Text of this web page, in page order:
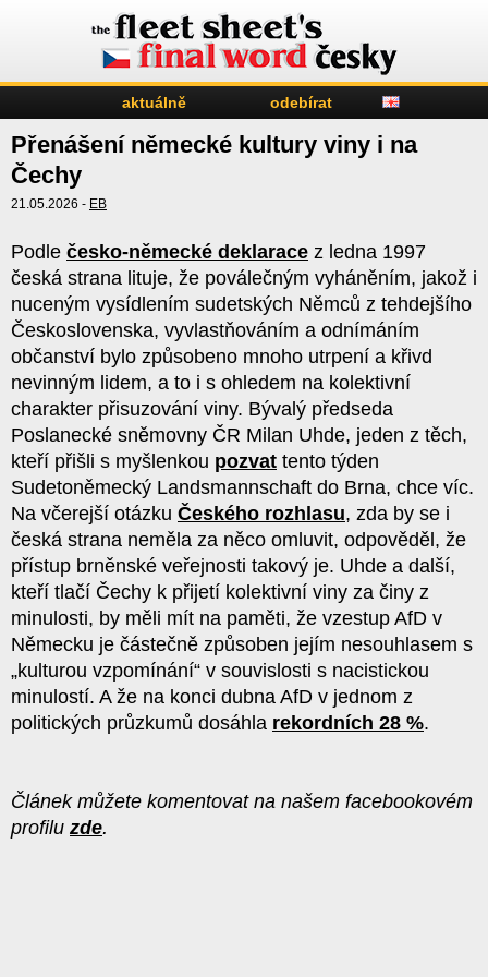
aktuálně odebírat
Přenášení německé kultury viny i na
Čechy
21.05.2026 - EB
Podle česko-německé deklarace z ledna 1997
česká strana lituje, že poválečným vyháněním, jakož i
nuceným vysídlením sudetských Němců z tehdejšího
Československa, vyvlastňováním a odnímáním
občanství bylo způsobeno mnoho utrpení a křivd
nevinným lidem, a to i s ohledem na kolektivní
charakter přisuzování viny. Bývalý předseda
Poslanecké sněmovny ČR Milan Uhde, jeden z těch,
kteří přišli s myšlenkou pozvat tento týden
Sudetoněmecký Landsmannschaft do Brna, chce víc.
Na včerejší otázku Českého rozhlasu, zda by se i
česká strana neměla za něco omluvit, odpověděl, že
přístup brněnské veřejnosti takový je. Uhde a další,
kteří tlačí Čechy k přijetí kolektivní viny za činy z
minulosti, by měli mít na paměti, že vzestup AfD v
Německu je částečně způsoben jejím nesouhlasem s
„kulturou vzpomínání“ v souvislosti s nacistickou
minulostí. A že na konci dubna AfD v jednom z
politických průzkumů dosáhla rekordních 28 %.
Článek můžete komentovat na našem facebookovém
profilu zde.